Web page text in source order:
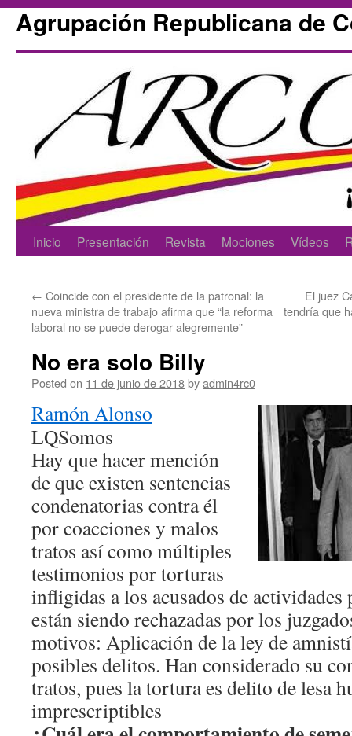
Agrupación Republicana de
Skip
content
Inicio Presentación Revista Mociones Vídeos
← Coincide con el presidente de la patronal: la
nueva ministra de trabajo afirma que “la reforma
laboral no se puede derogar alegremente”
El juez
tendría que
No era solo Billy
Posted on 11 de junio de 2018byadmin4rc0
Ramón Alonso
LQSomos
Hay que hacer mención
de que existen sentencias
condenatorias contra él
por coacciones y malos
tratos así como múltiples
testimonios por torturas
infligidas a los acusados de
están siendo rechazadas por los
motivos: Aplicación de la ley de
posibles delitos. Han considerado su
tratos, pues la tortura es delito de lesa
imprescriptibles